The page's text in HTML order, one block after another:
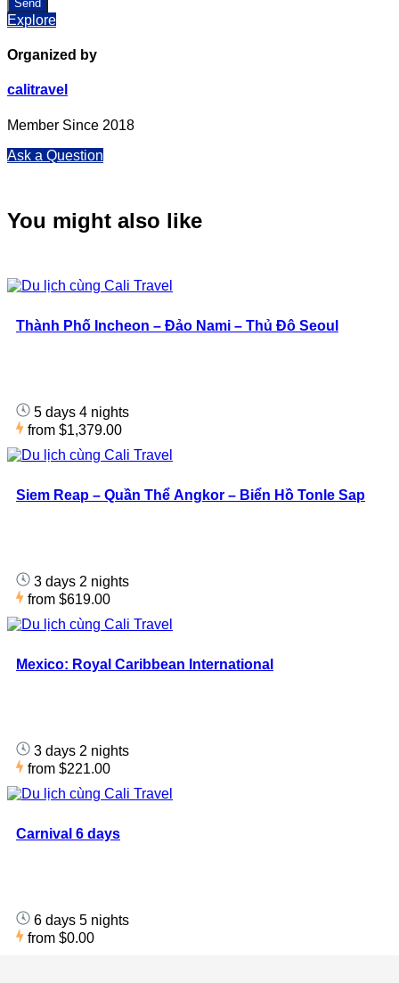
Explore
Organized by
calitravel
Member Since 2018
Ask a Question
You might also like
Thành Phố Incheon – Đảo Nami – Thủ Đô Seoul
5 days 4 nights
from $1,379.00
Siem Reap – Quần Thể Angkor – Biển Hồ Tonle Sap
3 days 2 nights
from $619.00
Mexico: Royal Caribbean International
3 days 2 nights
from $221.00
Carnival 6 days
6 days 5 nights
from $0.00